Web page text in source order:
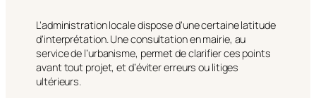
L’administration locale dispose d’une certaine latitude
d’interprétation. Une consultation en mairie, au
service de l’urbanisme, permet de clarifier ces points
avant tout projet, et d’éviter erreurs ou litiges
ultérieurs.